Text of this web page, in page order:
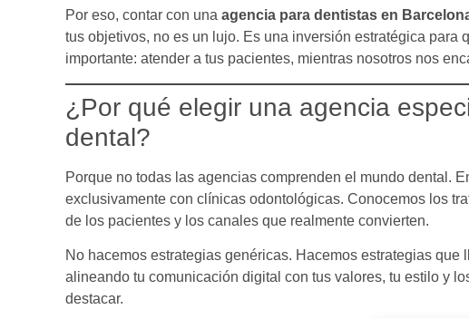
Por eso, contar con una agencia para dentistas en
tus objetivos, no es un lujo. Es una inversión estratégica para
importante: atender a tus pacientes, mientras nosotros nos
¿Por qué elegir una agencia
dental?
Porque no todas las agencias comprenden el mundo dental.
exclusivamente con clínicas odontológicas. Conocemos los
de los pacientes y los canales que realmente convierten.
No hacemos estrategias genéricas. Hacemos estrategias que
alineando tu comunicación digital con tus valores, tu estilo y
destacar.